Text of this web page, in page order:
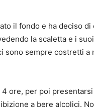
il fondo e ha deciso di
la scaletta e i
sono sempre costretti a
ore, per poi
a bere alcolici.